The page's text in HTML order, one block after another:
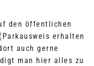
den öffentlichen
erhalten
auch gerne
man hier alles zu